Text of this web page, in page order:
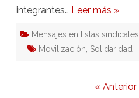
integrantes… Leer más »
Mensajes en listas sindicales
Movilización Solidaridad
« Anterior